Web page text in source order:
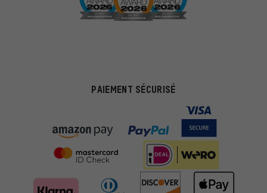
PAIEMENT SÉCURISÉ